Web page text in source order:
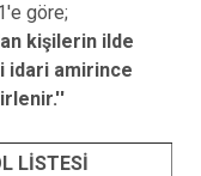
göre;
kişilerin ilde
idari amirince
LİSTESİ